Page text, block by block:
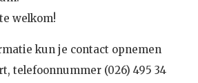
welkom!
kun je contact opnemen
telefoonnummer (026) 495 34